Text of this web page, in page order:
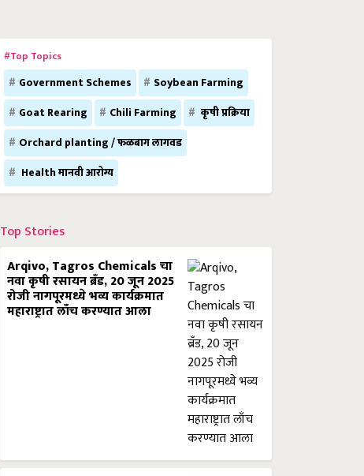
#Top Topics
Government Schemes
Soybean Farming
Goat Rearing
Chili Farming
कृषी प्रक्रिया
Orchard planting / फळबाग लागवड
Health मानवी आरोग्य
Top Stories
Arqivo, Tagros Chemicals चा
नवा कृषी रसायन ब्रँड, 20 जून 2025
रोजी नागपूरमध्ये भव्य कार्यक्रमात
महाराष्ट्रात लाँच करण्यात आला